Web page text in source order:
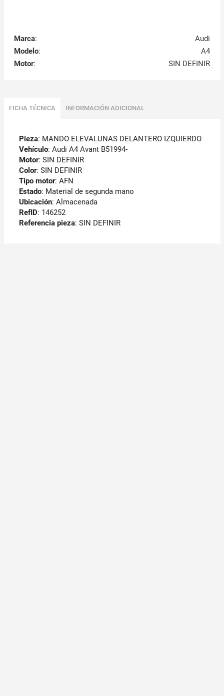
Marca:
Audi
Modelo:
A4
Motor: SIN DEFINIR
FICHA TÉCNICA INFORMACIÓN ADICIONAL
Pieza: MANDO ELEVALUNAS DELANTERO IZQUIERDO
Vehículo: Audi A4 Avant B51994-
Motor: SIN DEFINIR
Color: SIN DEFINIR
Tipo motor: AFN
Estado: Material de segunda mano
Ubicación: Almacenada
RefID: 146252
Referencia pieza: SIN DEFINIR